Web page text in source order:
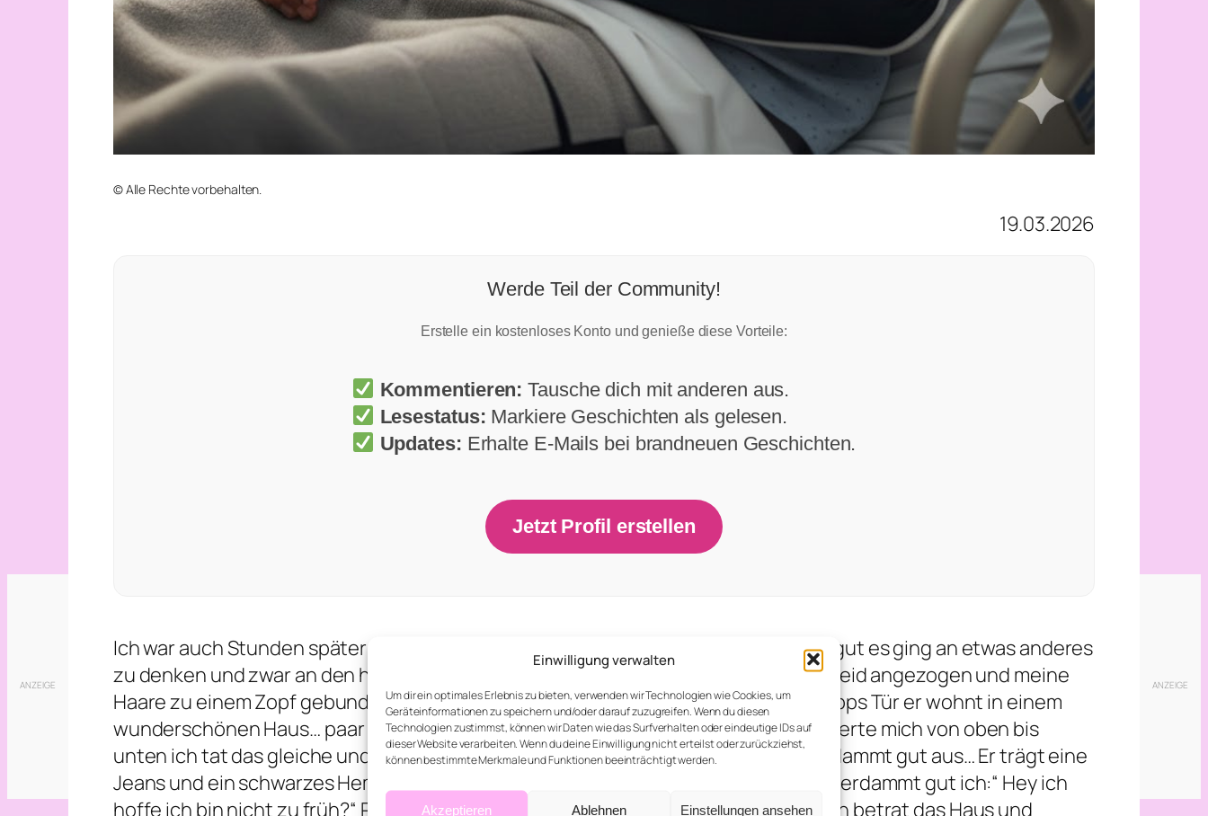
Einwilligung verwalten
Um dir ein optimales Erlebnis zu bieten, verwenden wir Technologien wie Cookies, um
Geräteinformationen zu speichern und/oder darauf zuzugreifen. Wenn du diesen
Technologien zustimmst, können wir Daten wie das Surfverhalten oder eindeutige IDs auf
dieser Website verarbeiten. Wenn du deine Einwilligung nicht erteilst oder zurückziehst,
können bestimmte Merkmale und Funktionen beeinträchtigt werden.
Akzeptieren Ablehnen Einstellungen ansehen
© Alle Rechte vorbehalten.
19.03.2026
Werde Teil der Community!
Erstelle ein kostenloses Konto und genieße diese Vorteile:
Kommentieren: Tausche dich mit anderen aus.
Lesestatus: Markiere Geschichten als gelesen.
Updates: Erhalte E-Mails bei brandneuen Geschichten.
Jetzt Profil erstellen
Ich war auch Stunden später noch aufgelöst wegen Daniel doch ich versuchte so gut es ging an etwas anderes
zu denken und zwar an den heutigen Abend mit Philipp… ich hab mir ein schönes Kleid angezogen und meine
Haare zu einem Zopf gebunden und stand nun mit einer Flasche Rot Wein vor Philipps Tür er wohnt in einem
wunderschönen Haus… paar Sekunden später öffnete mir Philipp die Tür und musterte mich von oben bis
unten ich tat das gleiche und musterte ihm von oben bis unten er sah nämlich verdammt gut aus… Er trägt eine
Jeans und ein schwarzes Hemd wo die ersten zwei Knöpfe offen sind und er roch verdammt gut ich:“ Hey ich
hoffe ich bin nicht zu früh?“ Philipp:“ Nein ich bin froh das du hier bist komm rein“ ich betrat das Haus und